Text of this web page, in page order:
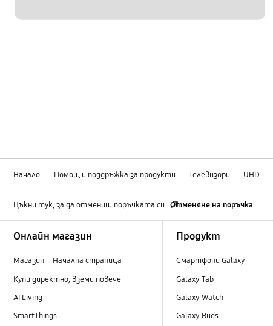
Начало Помощ и поддръжка за продукти Телевизори UHD
Цъкни тук, за да отмениш поръчката си Отменяне на поръчка
Онлайн магазин
Магазин – Начална страница
Купи директно, вземи повече
AI Living
SmartThings
Продукт
Смартфони Galaxy
Galaxy Tab
Galaxy Watch
Galaxy Buds